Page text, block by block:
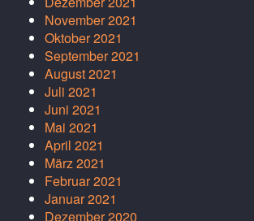
November 2021
Oktober 2021
September 2021
August 2021
Juli 2021
Juni 2021
Mai 2021
April 2021
März 2021
Februar 2021
Januar 2021
Dezember 2020